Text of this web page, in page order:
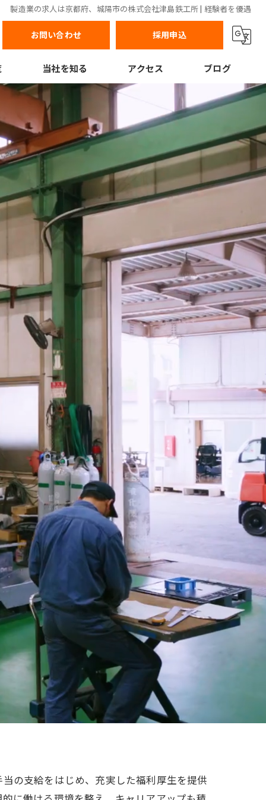
製造業の求人は京都府、城陽市の株式会社津島鉄工所 | 経験者を優遇
お問い合わせ 採用申込
当社を知る
正社員
転職
経験者
資格あり
週休2日
アクセス ブログ
コラム
の支給をはじめ、充実した福利厚生を提供